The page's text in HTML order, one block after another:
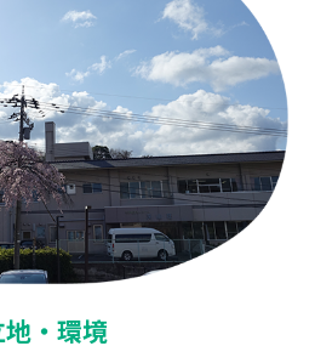
地・環境